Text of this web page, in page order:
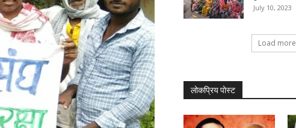
July 10, 2023
Load more
लोकप्रिय पोस्ट